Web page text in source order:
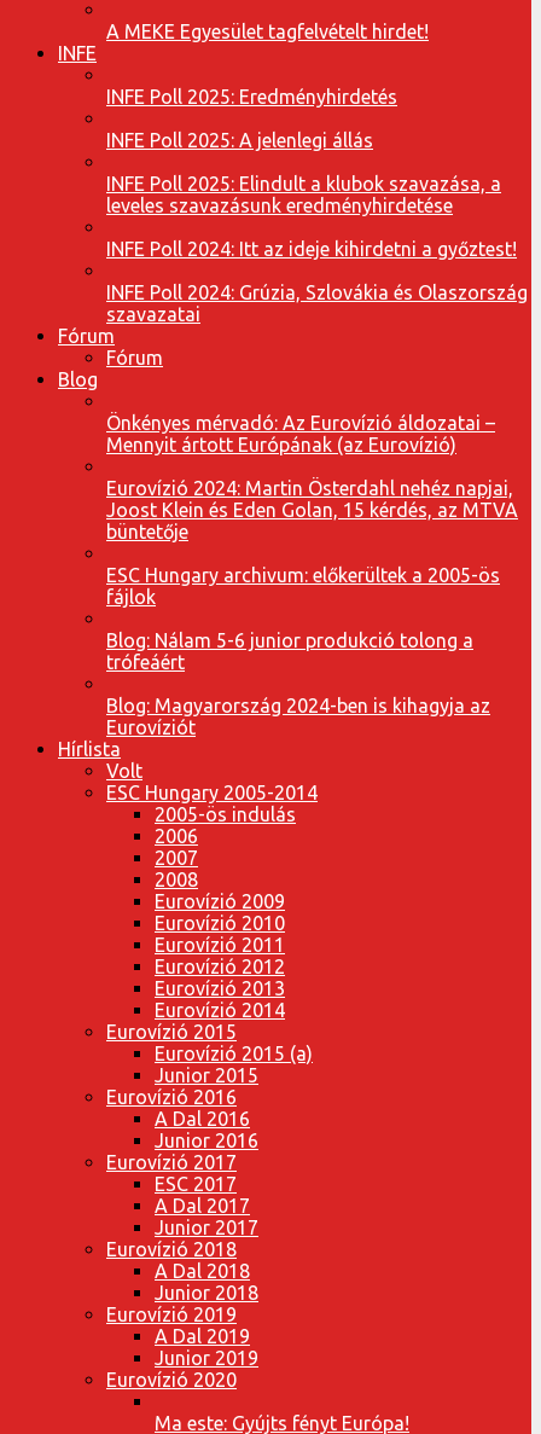
A MEKE Egyesület tagfelvételt hirdet!
INFE
INFE Poll 2025: Eredményhirdetés
INFE Poll 2025: A jelenlegi állás
INFE Poll 2025: Elindult a klubok szavazása, a
leveles szavazásunk eredményhirdetése
INFE Poll 2024: Itt az ideje kihirdetni a győztest!
INFE Poll 2024: Grúzia, Szlovákia és Olaszország
szavazatai
Fórum
Fórum
Blog
Önkényes mérvadó: Az Eurovízió áldozatai –
Mennyit ártott Európának (az Eurovízió)
Eurovízió 2024: Martin Österdahl nehéz napjai,
Joost Klein és Eden Golan, 15 kérdés, az MTVA
büntetője
ESC Hungary archivum: előkerültek a 2005-ös
fájlok
Blog: Nálam 5-6 junior produkció tolong a
trófeáért
Blog: Magyarország 2024-ben is kihagyja az
Eurovíziót
Hírlista
Volt
ESC Hungary 2005-2014
2005-ös indulás
2006
2007
2008
Eurovízió 2009
Eurovízió 2010
Eurovízió 2011
Eurovízió 2012
Eurovízió 2013
Eurovízió 2014
Eurovízió 2015
Eurovízió 2015 (a)
Junior 2015
Eurovízió 2016
A Dal 2016
Junior 2016
Eurovízió 2017
ESC 2017
A Dal 2017
Junior 2017
Eurovízió 2018
A Dal 2018
Junior 2018
Eurovízió 2019
A Dal 2019
Junior 2019
Eurovízió 2020
Ma este: Gyújts fényt Európa!